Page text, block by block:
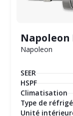
Napoleon
Napoleon
SEER
HSPF
Climatisation
Type de
Unité